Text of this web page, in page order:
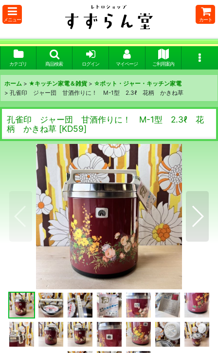
メニュー カート
カテゴリ 商品検索 ログイン マイページ ご利用案内
ホーム > ★キッチン家電＆雑貨 > ☆ポット・ジャー・キッチン家電
> 孔雀印 ジャー団 甘酒作りに！ M-1型 2.3ℓ 花柄 かきね草
孔雀印 ジャー団 甘酒作りに！ M-1型 2.3ℓ 花
柄 かきね草 [KD59]